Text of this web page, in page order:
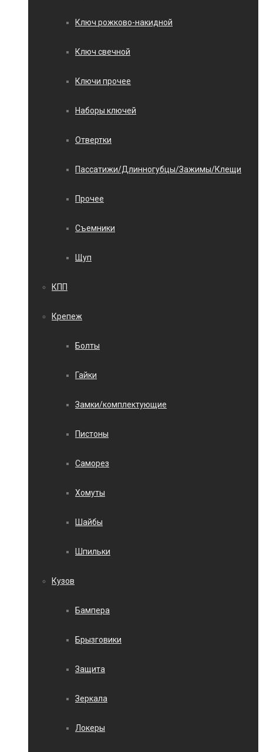
Ключ рожково-накидной
Ключ свечной
Ключи прочее
Наборы ключей
Отвертки
Пассатижи/Длинногубцы/Зажимы/Клещи
Прочее
Съемники
Щуп
КПП
Крепеж
Болты
Гайки
Замки/комплектующие
Пистоны
Саморез
Хомуты
Шайбы
Шпильки
Кузов
Бампера
Брызговики
Защита
Зеркала
Локеры